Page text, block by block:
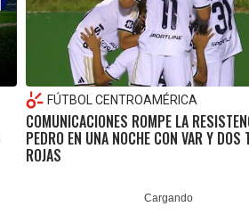
FÚTBOL CENTROAMÉRICA
COMUNICACIONES ROMPE LA
PEDRO EN UNA NOCHE CON VAR Y DOS
ROJAS